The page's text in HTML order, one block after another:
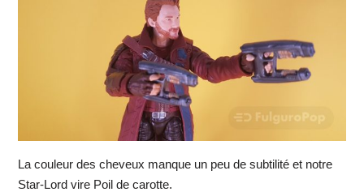
La couleur des cheveux manque un peu de subtilité et notre
Star-Lord vire Poil de carotte.